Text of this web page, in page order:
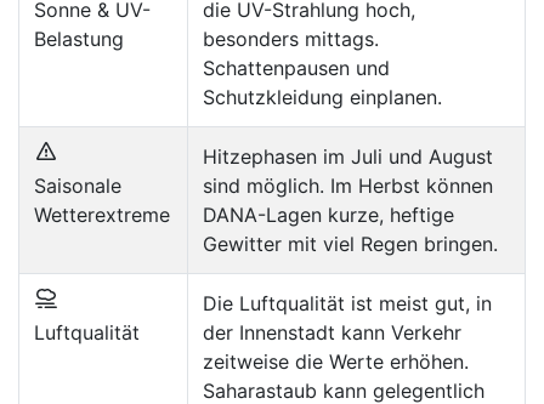
Sonne & UV-
Belastung
die UV-Strahlung hoch,
besonders mittags.
Schattenpausen und
Schutzkleidung einplanen.
Saisonale
Wetterextreme
Hitzephasen im Juli und August
sind möglich. Im Herbst können
DANA-Lagen kurze, heftige
Gewitter mit viel Regen bringen.
Luftqualität
Die Luftqualität ist meist gut, in
der Innenstadt kann Verkehr
zeitweise die Werte erhöhen.
Saharastaub kann gelegentlich